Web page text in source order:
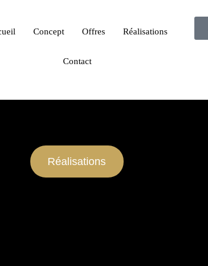
Concept Offres Réalisations
Contact
Réalisations